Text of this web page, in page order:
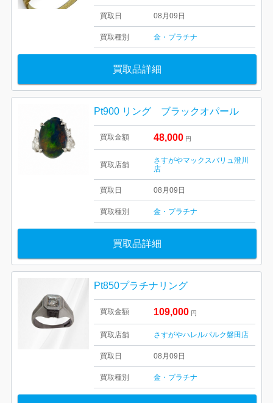
買取日 08月09日
買取種別 金・プラチナ
買取品詳細
Pt900 リング ブラックオパール
買取金額 48,000 円
買取店舗
さすがやマックスバリュ澄川
店
買取日 08月09日
買取種別 金・プラチナ
買取品詳細
Pt850プラチナリング
買取金額 109,000 円
買取店舗 さすがやハレルパルク磐田店
買取日 08月09日
買取種別 金・プラチナ